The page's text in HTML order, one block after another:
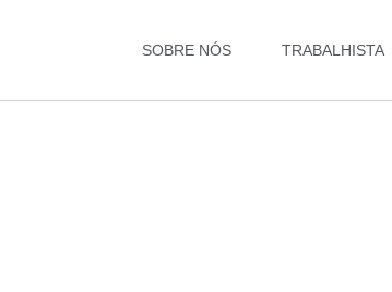
SOBRE NÓS TRABALHISTA